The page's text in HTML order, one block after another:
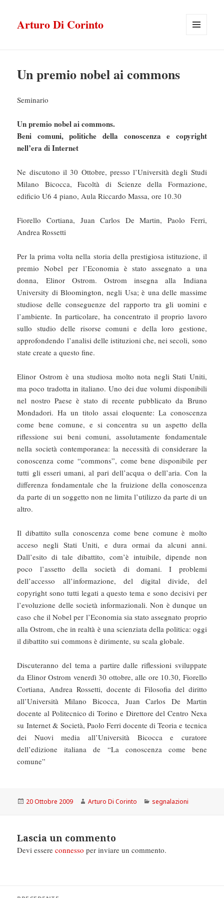
Arturo Di Corinto
Un premio nobel ai commons
Seminario
Un premio nobel ai commons.
Beni comuni, politiche della conoscenza e copyright
nell’era di Internet
Ne discutono il 30 Ottobre, presso l’Università degli Studi
Milano Bicocca, Facoltà di Scienze della Formazione,
edificio U6 4 piano, Aula Riccardo Massa, ore 10.30
Fiorello Cortiana, Juan Carlos De Martin, Paolo Ferri,
Andrea Rossetti
Per la prima volta nella storia della prestigiosa istituzione, il
premio Nobel per l’Economia è stato assegnato a una
donna, Elinor Ostrom. Ostrom insegna alla Indiana
University di Bloomington, negli Usa; è una delle massime
studiose delle conseguenze del rapporto tra gli uomini e
l’ambiente. In particolare, ha concentrato il proprio lavoro
sullo studio delle risorse comuni e della loro gestione,
approfondendo l’analisi delle istituzioni che, nei secoli, sono
state create a questo fine.
Elinor Ostrom è una studiosa molto nota negli Stati Uniti,
ma poco tradotta in italiano. Uno dei due volumi disponibili
nel nostro Paese è stato di recente pubblicato da Bruno
Mondadori. Ha un titolo assai eloquente: La conoscenza
come bene comune, e si concentra su un aspetto della
riflessione sui beni comuni, assolutamente fondamentale
nella società contemporanea: la necessità di considerare la
conoscenza come “commons”, come bene disponibile per
tutti gli esseri umani, al pari dell’acqua o dell’aria. Con la
differenza fondamentale che la fruizione della conoscenza
da parte di un soggetto non ne limita l’utilizzo da parte di un
altro.
Il dibattito sulla conoscenza come bene comune è molto
acceso negli Stati Uniti, e dura ormai da alcuni anni.
Dall’esito di tale dibattito, com’è intuibile, dipende non
poco l’assetto della società di domani. I problemi
dell’accesso all’informazione, del digital divide, del
copyright sono tutti legati a questo tema e sono decisivi per
l’evoluzione delle società informazionali. Non è dunque un
caso che il Nobel per l’Economia sia stato assegnato proprio
alla Ostrom, che in realtà è una scienziata della politica: oggi
il dibattito sui commons è dirimente, su scala globale.
Discuteranno del tema a partire dalle riflessioni sviluppate
da Elinor Ostrom venerdì 30 ottobre, alle ore 10.30, Fiorello
Cortiana, Andrea Rossetti, docente di Filosofia del diritto
all’Università Milano Bicocca, Juan Carlos De Martin
docente al Politecnico di Torino e Direttore del Centro Nexa
su Internet & Società, Paolo Ferri docente di Teoria e tecnica
dei Nuovi media all’Università Bicocca e curatore
dell’edizione italiana de “La conoscenza come bene
comune”
Scritto
20 Ottobre 2009 Autore
Arturo Di Corinto Categorie
segnalazioni
Lascia un commento
Devi essereconnesso per inviare un commento.